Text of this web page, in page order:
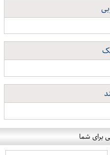
برای شما